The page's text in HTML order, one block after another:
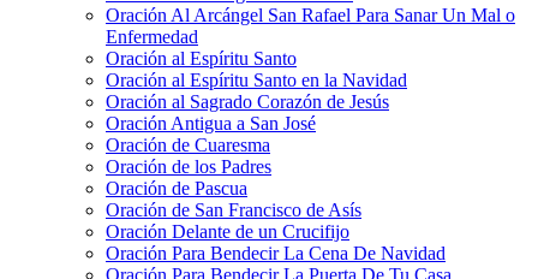
Oración Al Arcángel San Rafael Para Sanar Un Mal o
Enfermedad
Oración al Espíritu Santo
Oración al Espíritu Santo en la Navidad
Oración al Sagrado Corazón de Jesús
Oración Antigua a San José
Oración de Cuaresma
Oración de los Padres
Oración de Pascua
Oración de San Francisco de Asís
Oración Delante de un Crucifijo
Oración Para Bendecir La Cena De Navidad
Oración Para Bendecir La Puerta De Tu Casa